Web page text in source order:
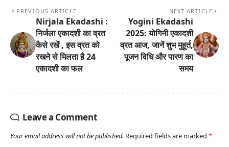
PREVIOUS ARTICLE
Nirjala Ekadashi :
निर्जला एकादशी का व्रत
कैसे रखें , इस व्रत को
रखने से मिलता है 24
एकादशी का फल
NEXT ARTICLE
Yogini Ekadashi
2025: योगिनी एकादशी
व्रत आज, जानें शुभ मुहूर्त,
पूजन विधि और पारण का
समय
Leave a Comment
Your email address will not be published. Required fields are marked *